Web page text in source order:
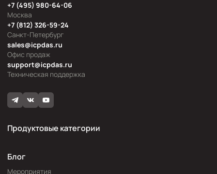
Москва
+7 (495) 980-64-06
Офис продаж
sales@icpdas.ru
Санкт-Петербург
+7 (812) 326-59-24
Техническая поддержка
support@icpdas.ru
Продуктовые категории
Блог
Мероприятия